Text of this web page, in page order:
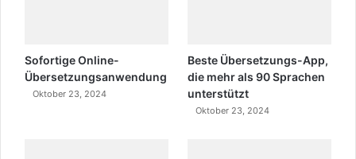
Sofortige Online-
Übersetzungsanwendung
Oktober 23, 2024
Beste Übersetzungs-App,
die mehr als 90 Sprachen
unterstützt
Oktober 23, 2024